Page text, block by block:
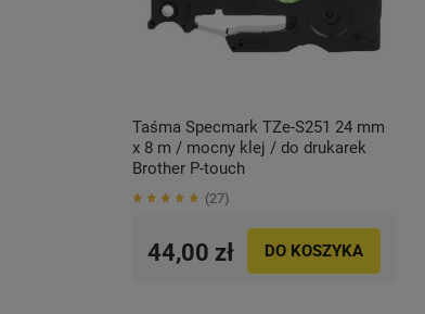
Taśma Specmark TZe-S251 24 mm
x 8 m / mocny klej / do drukarek
Brother P-touch
27
44,00 zł DO KOSZYKA